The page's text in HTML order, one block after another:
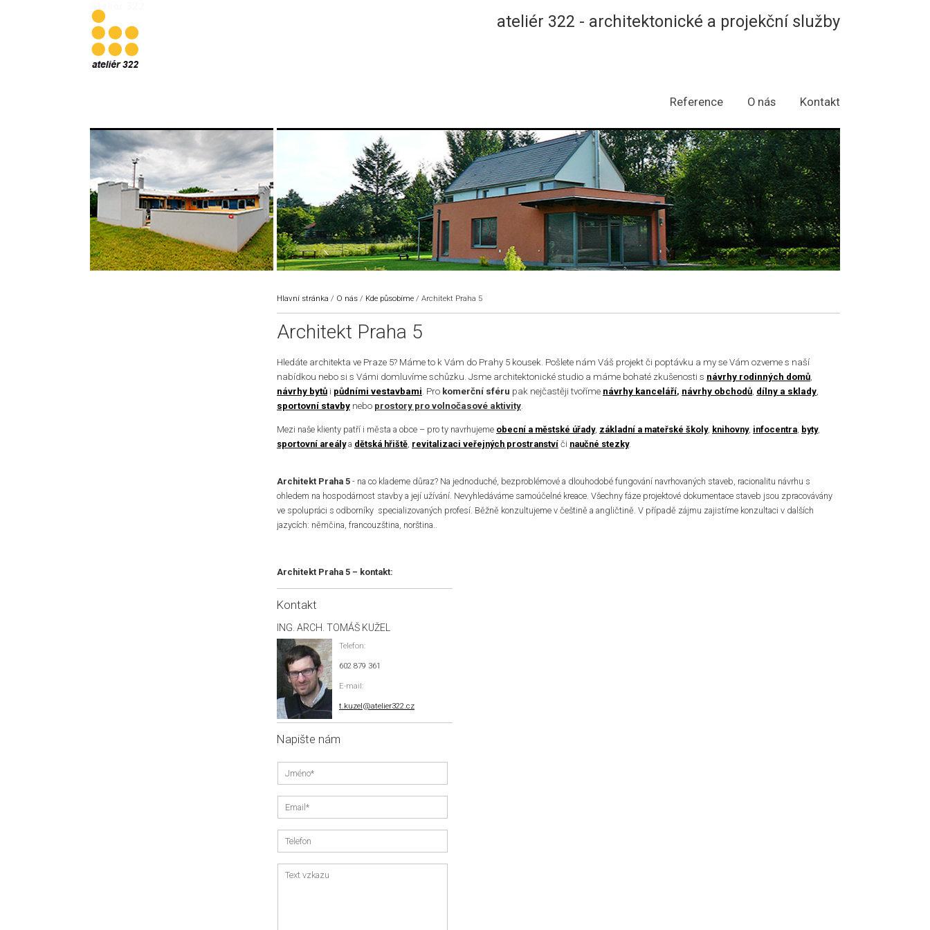
ateliér 322 - architektonické a projekční služby
Reference O nás Kontakt
Hlavní stránka / O nás / Kde působíme / Architekt Praha 5
Architekt Praha 5
Hledáte architekta ve Praze 5? Máme to k Vám do Prahy 5 kousek. Pošlete nám Váš projekt či poptávku a my se Vám ozveme s naší
nabídkou nebo si s Vámi domluvíme schůzku. Jsme architektonické studio a máme bohaté zkušenosti s návrhy rodinných domů
návrhy bytů i půdními vestavbami . Pro komerční sféru pak nejčastěji tvoříme návrhy kanceláří, návrhy obchodů dílny a sklady
sportovní stavby nebo prostory pro volnočasové aktivity
Mezi naše klienty patří i města a obce – pro ty navrhujeme obecní a městské úřady, základní a mateřské školy, knihovny, infocentra byty,
sportovní areálya dětská hřiště revitalizaci veřejných prostranství či naučné stezky.
Architekt Praha 5 - na co klademe důraz? Na jednoduché, bezproblémové a dlouhodobé fungování navrhovaných staveb, racionalitu návrhu s
ohledem na hospodárnost stavby a její užívání. Nevyhledáváme samoúčelné kreace. Všechny fáze projektové dokumentace staveb jsou zpracovávány
ve spolupráci s odborníky specializovaných profesí. Běžně konzultujeme v češtině a angličtině. V případě zájmu zajistíme konzultaci v dalších
jazycích: němčina, francouzština, norština..
Architekt Praha 5 – kontakt:
Kontakt
ING. ARCH. TOMÁŠ KUŽEL
Telefon:
602 879 361
E-mail:
t.kuzel@atelier322.cz
Napište nám